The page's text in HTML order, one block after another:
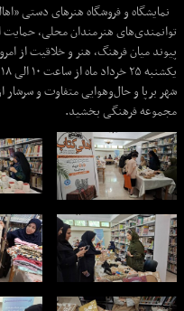
نمایشگاه و فروشگاه هنرهای دستی
توانمندی‌های هنرمندان محلی، حمایت
شهر برپا و حال‌وهوایی متفاوت و سرشار
مجموعه فرهنگی بخشید.